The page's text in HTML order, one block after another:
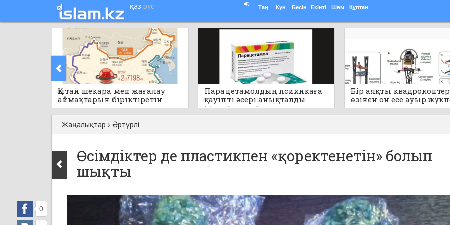
қаз рус Таң Күн Бесін Екінті Шам Құптан
Қытай шекара мен жағалау
аймақтарын біріктіретін
бірегей стратегиялық жобаны
қолға алады
17 сағат бұрын 0
Парацетамолдың психикаға
қауіпті әсері анықталды
17 сағат бұрын 0
Бір аяқты квадрокоптер
өзінен он есе ауыр
секіре алады (видео)
17 сағат бұрын 0
Жаңалықтар › Әртүрлі
Өсімдіктер де пластикпен «қоректенетін» болып
шықты
0